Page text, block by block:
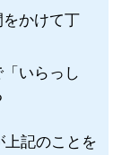
かけて丁
いらっし
上記のことを